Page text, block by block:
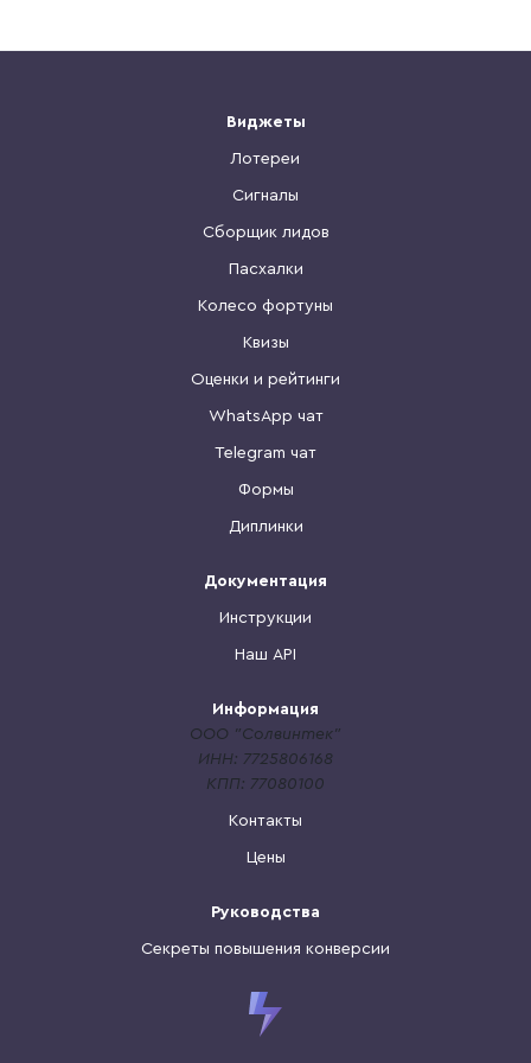
Виджеты
Лотереи
Сигналы
Сборщик лидов
Пасхалки
Колесо фортуны
Квизы
Оценки и рейтинги
WhatsApp чат
Telegram чат
Формы
Диплинки
Документация
Инструкции
Наш API
Информация
ООО "Солвинтек"
ИНН: 7725806168
КПП: 77080100
Контакты
Цены
Руководства
Секреты повышения конверсии